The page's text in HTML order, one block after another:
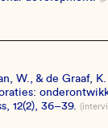
W., & de Graaf,
12(2), 36–39.